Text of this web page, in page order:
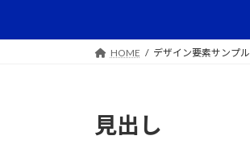
プ
動
HOME デザイン要素サンプル
見出し